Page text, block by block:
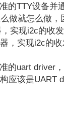
的TTY设备并
做就怎么做，
实现i2c的收
，实现i2c的
的uart driver
应该是UART